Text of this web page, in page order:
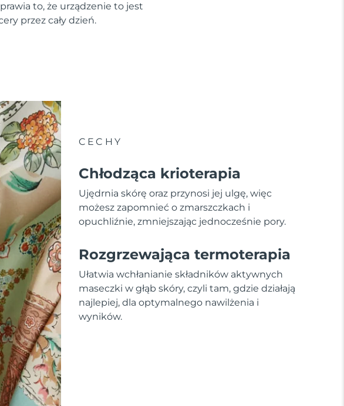
to, że urządzenie to jest
przez cały dzień.
CECHY
Chłodząca krioterapia
Ujędrnia skórę oraz przynosi jej ulgę, więc
możesz zapomnieć o zmarszczkach i
opuchliźnie, zmniejszając jednocześnie pory.
Rozgrzewająca termoterapia
Ułatwia wchłanianie składników aktywnych
maseczki w głąb skóry, czyli tam, gdzie działają
najlepiej, dla optymalnego nawilżenia i
wyników.